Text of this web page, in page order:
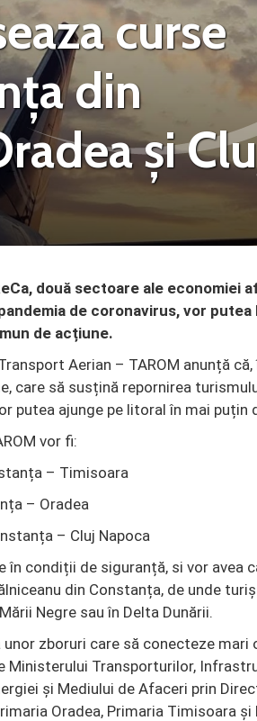
curse
din
și
două sectoare ale economiei
de coronavirus, vor
de acțiune.
Aerian – TAROM anunță că,
care să susțină repornirea
putea ajunge pe litoral în mai puțin
vor fi:
– Timisoara
– Oradea
– Cluj Napoca
în condiții de siguranță, si vor avea
din Constanța, de unde
Negre sau în Delta Dunării.
zboruri care să conecteze mari
Ministerului Transporturilor,
și Mediului de Afaceri prin
Oradea, Primaria Timisoara și